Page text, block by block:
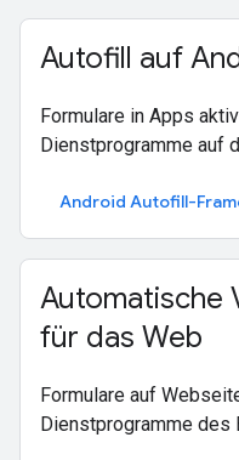
Autofill auf
Formulare in Apps
Dienstprogramme auf
Android Autofill-
Automatische
für das Web
Formulare auf
Dienstprogramme des